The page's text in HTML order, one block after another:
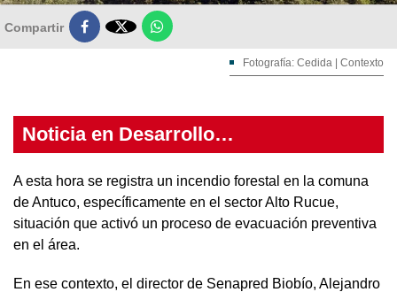
Compartir 
Fotografía: Cedida | Contexto
Noticia en Desarrollo…
A esta hora se registra un incendio forestal en la comuna
de Antuco, específicamente en el sector Alto Rucue,
situación que activó un proceso de evacuación preventiva
en el área.
En ese contexto, el director de Senapred Biobío, Alejandro